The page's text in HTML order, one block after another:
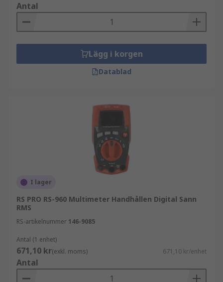
Antal
Lägg i korgen
Datablad
I lager
RS PRO RS-960 Multimeter Handhållen Digital Sann
RMS
RS-artikelnummer 146-9085
Antal (1 enhet)
671,10 kr(exkl. moms) 671,10 kr/enhet
Antal